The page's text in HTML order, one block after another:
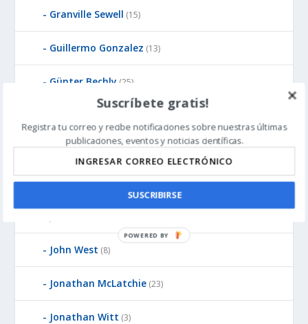
Granville Sewell (15)
Guillermo Gonzalez (13)
Günter Bechly (25)
Howard Glicksman(5)
James Gills(1)
John West (8)
Jonathan McLatchie (23)
Jonathan Witt (3)
Suscríbete gratis!
Registra tu correo y recibe notificaciones sobre nuestras últimas
publicaciones, eventos y noticias científicas.
SUSCRIBIRSE
P
W
E